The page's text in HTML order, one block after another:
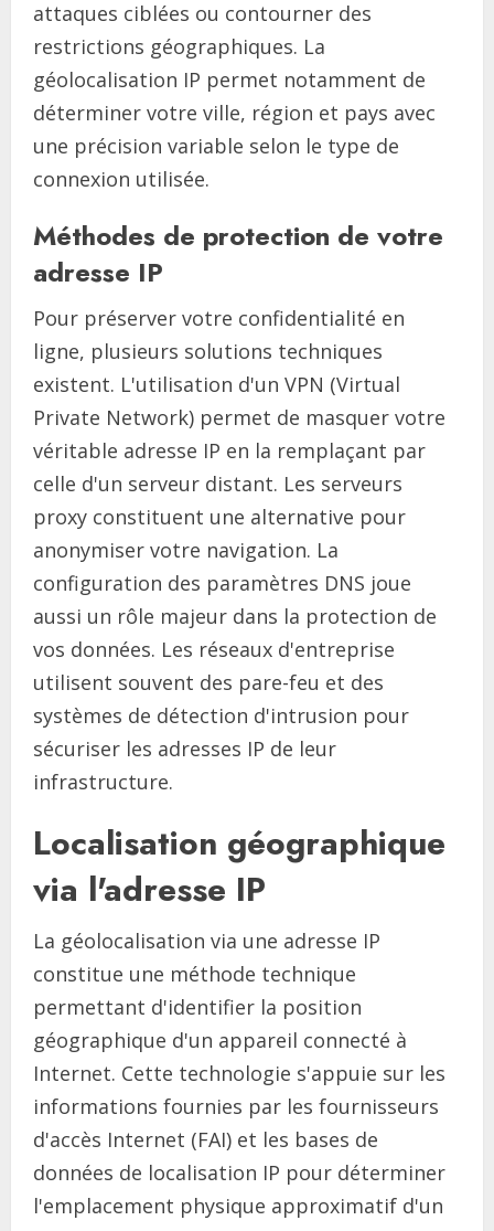
attaques ciblées ou contourner des
restrictions géographiques. La
géolocalisation IP permet notamment de
déterminer votre ville, région et pays avec
une précision variable selon le type de
connexion utilisée.
Méthodes de protection de votre
adresse IP
Pour préserver votre confidentialité en
ligne, plusieurs solutions techniques
existent. L'utilisation d'un VPN (Virtual
Private Network) permet de masquer votre
véritable adresse IP en la remplaçant par
celle d'un serveur distant. Les serveurs
proxy constituent une alternative pour
anonymiser votre navigation. La
configuration des paramètres DNS joue
aussi un rôle majeur dans la protection de
vos données. Les réseaux d'entreprise
utilisent souvent des pare-feu et des
systèmes de détection d'intrusion pour
sécuriser les adresses IP de leur
infrastructure.
Localisation géographique
via l'adresse IP
La géolocalisation via une adresse IP
constitue une méthode technique
permettant d'identifier la position
géographique d'un appareil connecté à
Internet. Cette technologie s'appuie sur les
informations fournies par les fournisseurs
d'accès Internet (FAI) et les bases de
données de localisation IP pour déterminer
l'emplacement physique approximatif d'un